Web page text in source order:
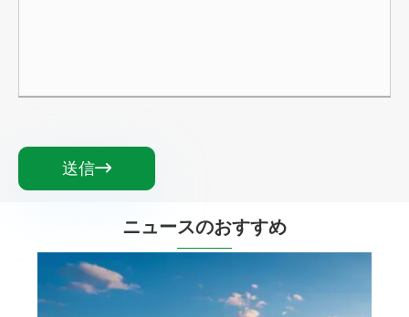
送信
ニュースのおすすめ